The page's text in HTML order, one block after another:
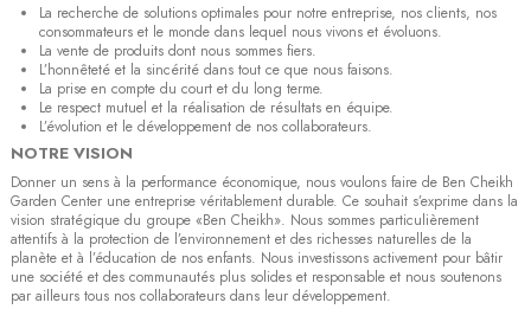
La recherche de solutions optimales pour notre entreprise, nos clients, nos
consommateurs et le monde dans lequel nous vivons et évoluons.
La vente de produits dont nous sommes fiers.
L’honnêteté et la sincérité dans tout ce que nous faisons.
La prise en compte du court et du long terme.
Le respect mutuel et la réalisation de résultats en équipe.
L’évolution et le développement de nos collaborateurs.
NOTRE VISION
Donner un sens à la performance économique, nous voulons faire de Ben Cheikh
Garden Center une entreprise véritablement durable. Ce souhait s’exprime dans la
vision stratégique du groupe «Ben Cheikh». Nous sommes particulièrement
attentifs à la protection de l’environnement et des richesses naturelles de la
planète et à l’éducation de nos enfants. Nous investissons activement pour bâtir
une société et des communautés plus solides et responsable et nous soutenons
par ailleurs tous nos collaborateurs dans leur développement.